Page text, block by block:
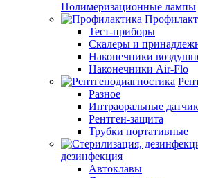
Полимеризационные лампы
Тест-приборы
Скалеры и
Наконечники
Наконечники Air-Flo
Разное
Интраоральные
Рентген-защита
Трубки портативные
дезинфекция
Автоклавы